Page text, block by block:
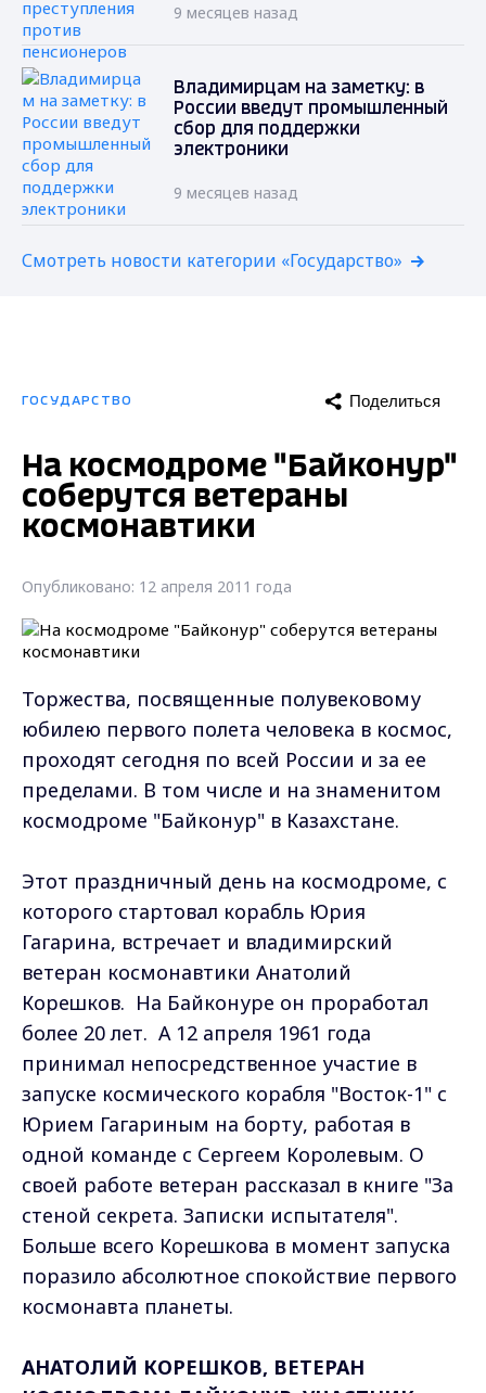
9 месяцев назад
Владимирцам на заметку: в
России введут промышленный
сбор для поддержки
электроники
9 месяцев назад
Смотреть новости категории «Государство»
ГОСУДАРСТВО Поделиться
На космодроме "Байконур"
соберутся ветераны
космонавтики
Опубликовано: 12 апреля 2011 года
Торжества, посвященные полувековому
юбилею первого полета человека в космос,
проходят сегодня по всей России и за ее
пределами. В том числе и на знаменитом
космодроме "Байконур" в Казахстане.
Этот праздничный день на космодроме, с
которого стартовал корабль Юрия
Гагарина, встречает и владимирский
ветеран космонавтики Анатолий
Корешков. На Байконуре он проработал
более 20 лет. А 12 апреля 1961 года
принимал непосредственное участие в
запуске космического корабля "Восток-1" с
Юрием Гагариным на борту, работая в
одной команде с Сергеем Королевым. О
своей работе ветеран рассказал в книге "За
стеной секрета. Записки испытателя".
Больше всего Корешкова в момент запуска
поразило абсолютное спокойствие первого
космонавта планеты.
АНАТОЛИЙ КОРЕШКОВ, ВЕТЕРАН